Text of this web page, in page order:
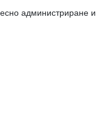
администриране